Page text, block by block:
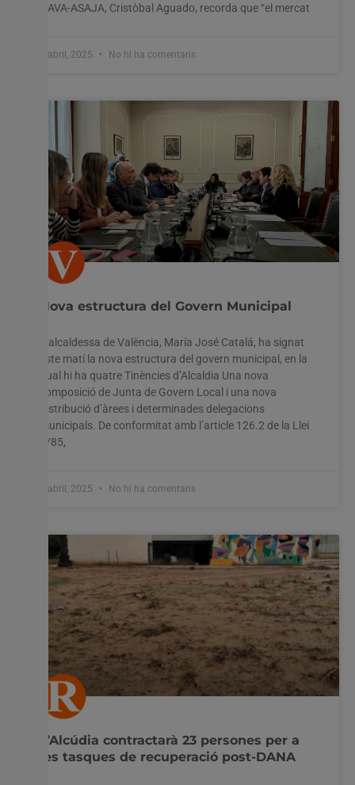
d’AVA-ASAJA, Cristòbal Aguado, recorda que “el mercat
4 abril, 2025 No hi ha comentaris
Nova estructura del Govern Municipal
L’alcaldessa de València, María José Catalá, ha signat
este matí la nova estructura del govern municipal, en la
qual hi ha quatre Tinències d’Alcaldia Una nova
composició de Junta de Govern Local i una nova
distribució d’àrees i determinades delegacions
municipals. De conformitat amb l’article 126.2 de la Llei
7/85,
4 abril, 2025 No hi ha comentaris
L’Alcúdia contractarà 23 persones per a
les tasques de recuperació post-DANA
Utilitzem cookies al nostre lloc web per oferir-vos
l'experiència més rellevant recordant les vostres preferències
i visites repetides. En fer clic a "Acceptar-ho tot", accepteu
l'ús de TOTES les cookies. Tanmateix, podeu visitar
"Configuració de les galetes" per proporcionar un
consentiment controlat.